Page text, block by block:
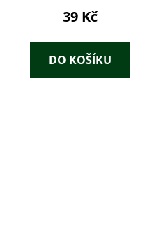
39 Kč
DO KOŠÍKU